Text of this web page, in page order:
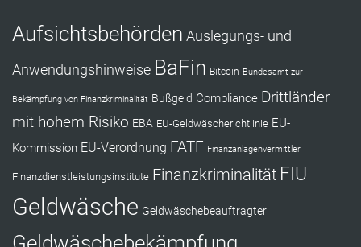
Aufsichtsbehörden Auslegungs- und
Anwendungshinweise BaFin Bitcoin Bundesamt zur
Bekämpfung von Finanzkriminalität Bußgeld Compliance Drittländer
mit hohem Risiko EBA EU-Geldwäscherichtlinie EU-
Kommission EU-Verordnung FATF Finanzanlagenvermittler
Finanzdienstleistungsinstitute Finanzkriminalität FIU
Geldwäsche Geldwäschebeauftragter